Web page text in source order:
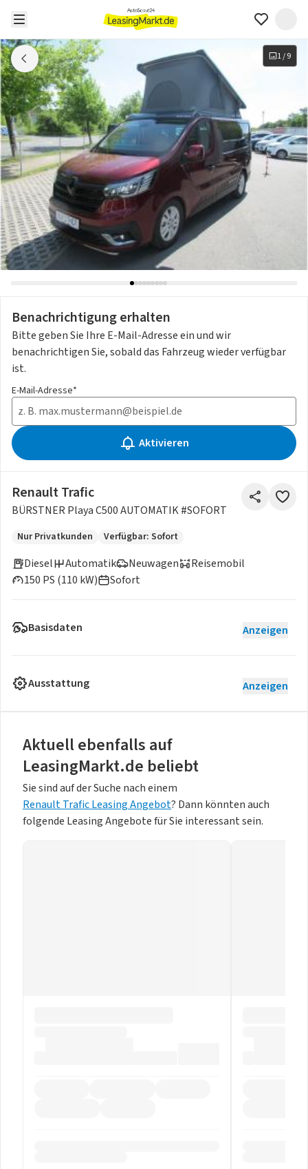
1/9
Benachrichtigung erhalten
Bitte geben Sie Ihre E-Mail-Adresse ein und wir
benachrichtigen Sie, sobald das Fahrzeug wieder verfügbar
ist.
E-Mail-Adresse*
Aktivieren
Renault Trafic
BÜRSTNER Playa C500 AUTOMATIK #SOFORT
Nur Privatkunden Verfügbar: Sofort
Diesel
Neuwagen
150 PS (110 kW)
Automatik
Reisemobil
Sofort
Basisdaten Anzeigen
Ausstattung Anzeigen
Aktuell ebenfalls auf
LeasingMarkt.de beliebt
Sie sind auf der Suche nach einem
Renault Trafic Leasing Angebot? Dann könnten auch
folgende Leasing Angebote für Sie interessant sein.